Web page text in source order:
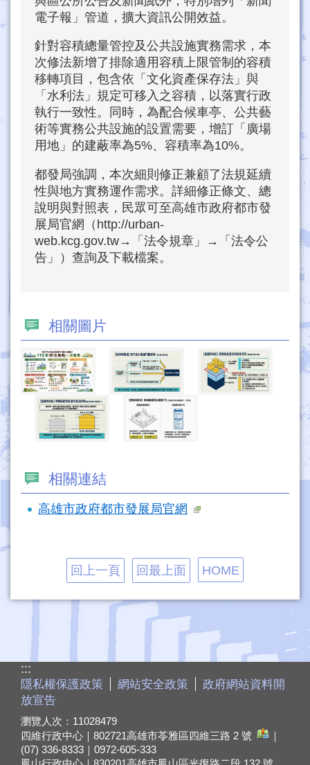
電子報」管道，擴大資訊公開效益。
針對容積總量管控及公共設施實務需求，本
次修法新增了排除適用容積上限管制的容積
移轉項目，包含依「文化資產保存法」與
「水利法」規定可移入之容積，以落實行政
執行一致性。同時，為配合候車亭、公共藝
術等實務公共設施的設置需要，增訂「廣場
用地」的建蔽率為5%、容積率為10%。
都發局強調，本次細則修正兼顧了法規延續
性與地方實務運作需求。詳細修正條文、總
說明與對照表，民眾可至高雄市政府都市發
展局官網（http://urban-
web.kcg.gov.tw→「法令規章」→「法令公
告」）查詢及下載檔案。
相關圖片
相關連結
高雄市政府都市發展局官網
回上一頁 回最上面 HOME
:::
隱私權保護政策 網站安全政策
政府網站資料開
放宣告
瀏覽人次： 11028479
四維行政中心｜802721高雄市苓雅區四維三路 2 號
｜
(07) 336-8333｜0972-605-333